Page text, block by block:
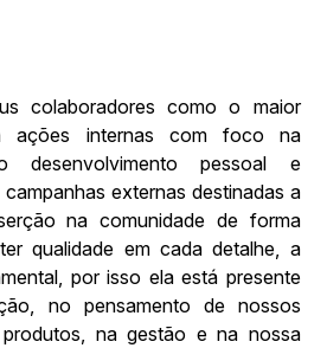
colaboradores como o maior
ações internas com foco na
desenvolvimento pessoal e
externas destinadas a
na comunidade de forma
qualidade em cada detalhe, a
por isso ela está presente
no pensamento de nossos
na gestão e na nossa